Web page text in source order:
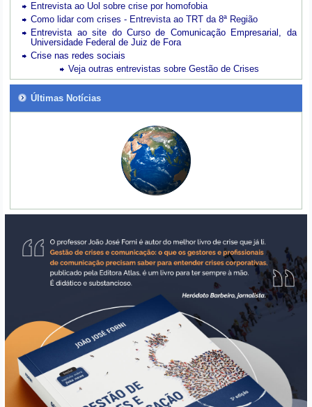
Entrevista ao Uol sobre crise por homofobia
Como lidar com crises - Entrevista ao TRT da 8ª Região
Entrevista ao site do Curso de Comunicação Empresarial, da
Universidade Federal de Juiz de Fora
Crise nas redes sociais
Veja outras entrevistas sobre Gestão de Crises
Últimas Notícias